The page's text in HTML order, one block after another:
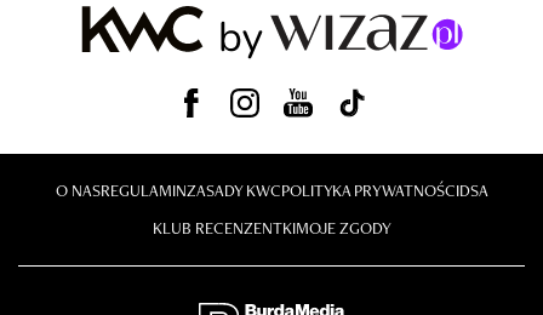
O NASREGULAMINZASADY KWCPOLITYKA PRYWATNOŚCIDSA
KLUB RECENZENTKIMOJE ZGODY